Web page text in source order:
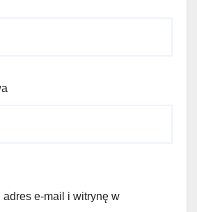
e-mail i witrynę w